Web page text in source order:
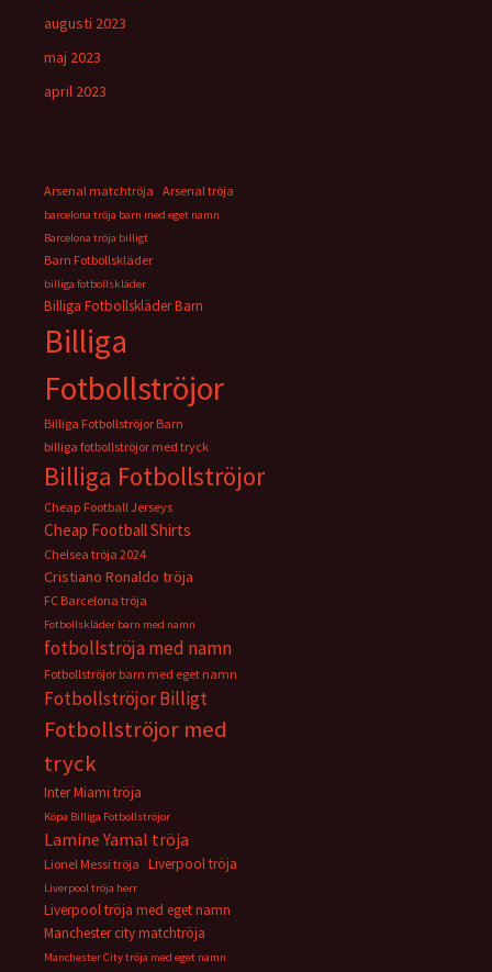
augusti 2023
maj 2023
april 2023
Arsenal matchtröja Arsenal tröja
barcelona tröja barn med eget namn
Barcelona tröja billigt
Barn Fotbollskläder
billiga fotbollskläder
Billiga Fotbollskläder Barn
Billiga
Fotbollströjor
Billiga Fotbollströjor Barn
billiga fotbollströjor med tryck
Billiga Fotbollströjor
Cheap Football Jerseys
Cheap Football Shirts
Chelsea tröja 2024
Cristiano Ronaldo tröja
FC Barcelona tröja
Fotbollskläder barn med namn
fotbollströja med namn
Fotbollströjor barn med eget namn
Fotbollströjor Billigt
Fotbollströjor med
tryck
Inter Miami tröja
Köpa Billiga Fotbollströjor
Lamine Yamal tröja
Lionel Messi tröja Liverpool tröja
Liverpool tröja herr
Liverpool tröja med eget namn
Manchester city matchtröja
Manchester City tröja med eget namn